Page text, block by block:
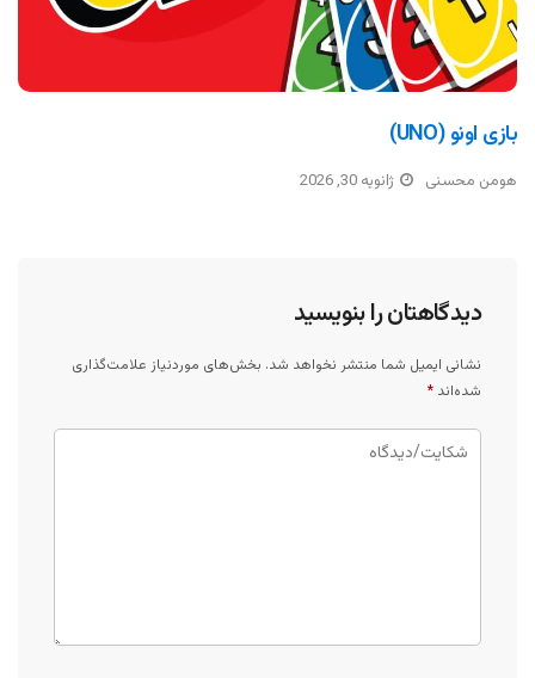
بازی اونو (UNO)
هومن محسنی ژانویه 30, 2026
دیدگاهتان را بنویسید
نشانی ایمیل شما منتشر نخواهد شد. بخش‌های موردنیاز علامت‌گذاری
شده‌اند *